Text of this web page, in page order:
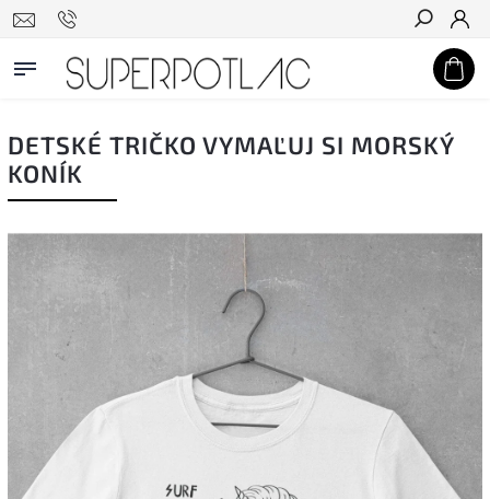
Hľadať
DETSKÉ TRIČKO VYMAĽUJ SI MORSKÝ
KONÍK